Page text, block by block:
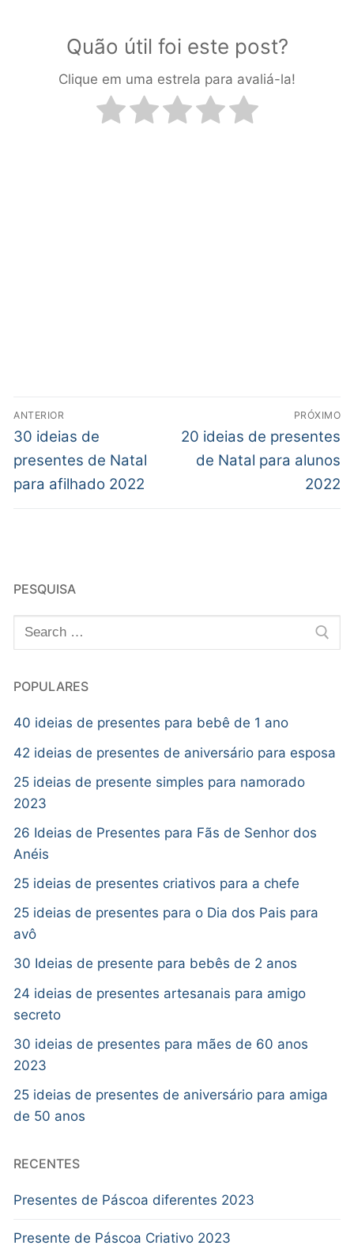
Quão útil foi este post?
Clique em uma estrela para avaliá-la!
ANTERIOR
30 ideias de
presentes de Natal
para afilhado 2022
PRÓXIMO
20 ideias de presentes
de Natal para alunos
2022
PESQUISA
POPULARES
40 ideias de presentes para bebê de 1 ano
42 ideias de presentes de aniversário para esposa
25 ideias de presente simples para namorado
2023
26 Ideias de Presentes para Fãs de Senhor dos
Anéis
25 ideias de presentes criativos para a chefe
25 ideias de presentes para o Dia dos Pais para
avô
30 Ideias de presente para bebês de 2 anos
24 ideias de presentes artesanais para amigo
secreto
30 ideias de presentes para mães de 60 anos
2023
25 ideias de presentes de aniversário para amiga
de 50 anos
RECENTES
Presentes de Páscoa diferentes 2023
Presente de Páscoa Criativo 2023